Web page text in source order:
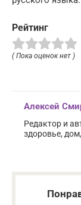
Рейтинг
( Пока оценок нет )
Алексей
Редактор и
здоровье,